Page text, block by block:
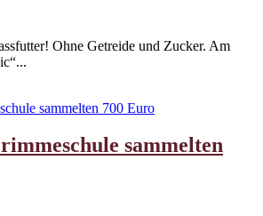
Ohne Getreide und Zucker. Am
sammelten